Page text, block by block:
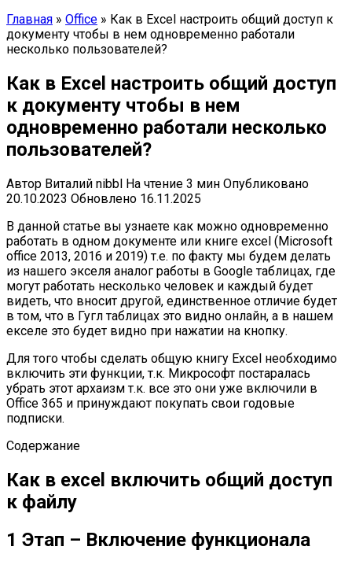
Главная » Office » Как в Excel настроить общий доступ к
документу чтобы в нем одновременно работали
несколько пользователей?
Как в Excel настроить общий доступ
к документу чтобы в нем
одновременно работали несколько
пользователей?
Автор Виталий nibbl На чтение 3 мин Опубликовано
20.10.2023 Обновлено 16.11.2025
В данной статье вы узнаете как можно одновременно
работать в одном документе или книге excel (Microsoft
office 2013, 2016 и 2019) т.е. по факту мы будем делать
из нашего экселя аналог работы в Google таблицах, где
могут работать несколько человек и каждый будет
видеть, что вносит другой, единственное отличие будет
в том, что в Гугл таблицах это видно онлайн, а в нашем
екселе это будет видно при нажатии на кнопку.
Для того чтобы сделать общую книгу Excel необходимо
включить эти функции, т.к. Микрософт постаралась
убрать этот архаизм т.к. все это они уже включили в
Office 365 и принуждают покупать свои годовые
подписки.
Содержание
Как в excel включить общий доступ
к файлу
1 Этап – Включение функционала